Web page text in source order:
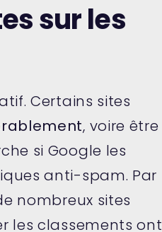
sur les
Certains sites
, voire être
si Google les
anti-spam. Par
nombreux sites
les classements ont